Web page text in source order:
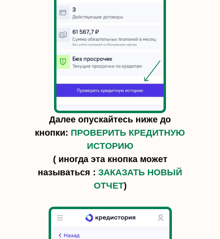
Далее опускайтесь ниже до
кнопки: ПРОВЕРИТЬ КРЕДИТНУЮ
ИСТОРИЮ
( иногда эта кнопка может
называться : ЗАКАЗАТЬ НОВЫЙ
ОТЧЕТ)